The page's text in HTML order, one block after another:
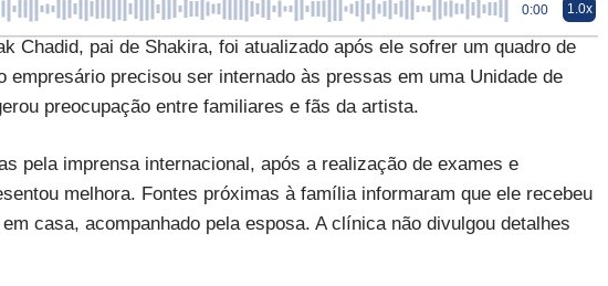
0:00 1.0x
Chadid, pai de Shakira, foi atualizado após ele sofrer um quadro de
empresário precisou ser internado às pressas em uma Unidade de
preocupação entre familiares e fãs da artista.
pela imprensa internacional, após a realização de exames e
melhora. Fontes próximas à família informaram que ele recebeu
casa, acompanhado pela esposa. A clínica não divulgou detalhes